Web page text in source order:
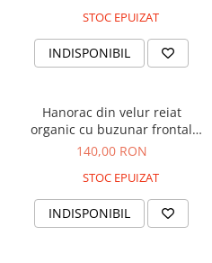
STOC EPUIZAT
INDISPONIBIL
Hanorac din velur reiat
organic cu buzunar frontal
mare, pentru fată, băiat
140,00 RON
STOC EPUIZAT
INDISPONIBIL